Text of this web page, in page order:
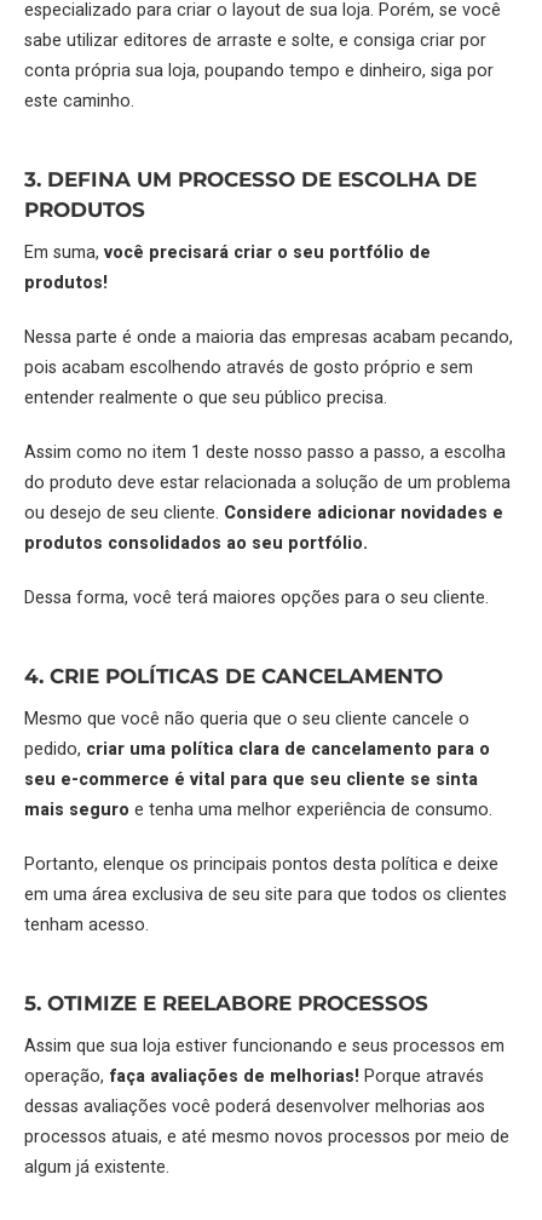
especializado para criar o layout de sua loja. Porém, se você
sabe utilizar editores de arraste e solte, e consiga criar por
conta própria sua loja, poupando tempo e dinheiro, siga por
este caminho.
3. DEFINA UM PROCESSO DE ESCOLHA DE
PRODUTOS
Em suma, você precisará criar o seu portfólio de
produtos!
Nessa parte é onde a maioria das empresas acabam pecando,
pois acabam escolhendo através de gosto próprio e sem
entender realmente o que seu público precisa.
Assim como no item 1 deste nosso passo a passo, a escolha
do produto deve estar relacionada a solução de um problema
ou desejo de seu cliente. Considere adicionar novidades e
produtos consolidados ao seu portfólio.
Dessa forma, você terá maiores opções para o seu cliente.
4. CRIE POLÍTICAS DE CANCELAMENTO
Mesmo que você não queria que o seu cliente cancele o
pedido, criar uma política clara de cancelamento para o
seu e-commerce é vital para que seu cliente se sinta
mais seguro e tenha uma melhor experiência de consumo.
Portanto, elenque os principais pontos desta política e deixe
em uma área exclusiva de seu site para que todos os clientes
tenham acesso.
5. OTIMIZE E REELABORE PROCESSOS
Assim que sua loja estiver funcionando e seus processos em
operação, faça avaliações de melhorias! Porque através
dessas avaliações você poderá desenvolver melhorias aos
processos atuais, e até mesmo novos processos por meio de
algum já existente.